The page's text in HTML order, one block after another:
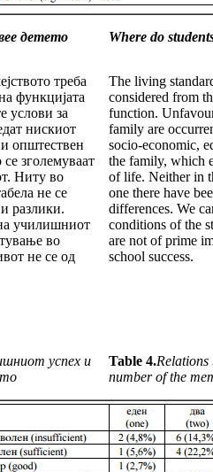
детето Where do
треба
функцијата
услови за
нискиот
општествен
се зголемуваат
Ниту во
не се
разлики.
училишниот
во
не се од
The living
considered from
function.
family are
socio-economic,
the family, which
of life. Neither in
one there have
differences. We
conditions of the
are not of prime
school success.
успех и
Table 4.Relations
number of the